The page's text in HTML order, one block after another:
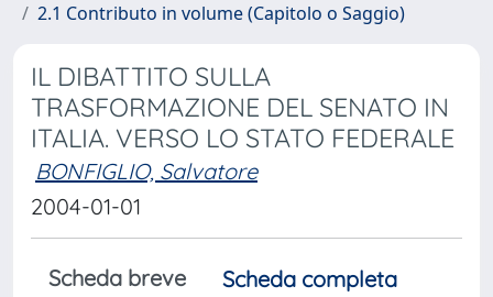
2.1 Contributo in volume (Capitolo o Saggio)
IL DIBATTITO SULLA
TRASFORMAZIONE DEL SENATO IN
ITALIA. VERSO LO STATO FEDERALE
BONFIGLIO, Salvatore
2004-01-01
Scheda breve
Scheda completa